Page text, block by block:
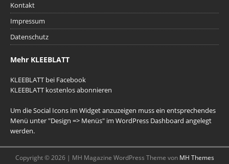
Kontakt
Impressum
Datenschutz
Mehr KLEEBLATT
KLEEBLATT bei Facebook
KLEEBLATT kostenlos abonnieren
Um die Social Icons im Widget anzuzeigen muss ein entsprechendes
Menü unter "Design => Menüs" im WordPress Dashboard angelegt
werden.
Copyright © 2026 | MH Magazine WordPress Theme von MH Themes